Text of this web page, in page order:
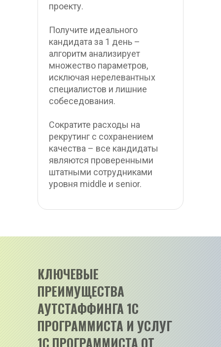
проекту.
Получите идеального
кандидата за 1 день –
алгоритм анализирует
множество параметров,
исключая нерелевантных
специалистов и лишние
собеседования.
Сократите расходы на
рекрутинг с сохранением
качества – все кандидаты
являются проверенными
штатными сотрудниками
уровня middle и senior.
КЛЮЧЕВЫЕ
ПРЕИМУЩЕСТВА
АУТСТАФФИНГА 1С
ПРОГРАММИСТА И УСЛУГ
1С ПРОГРАММИСТА ОТ